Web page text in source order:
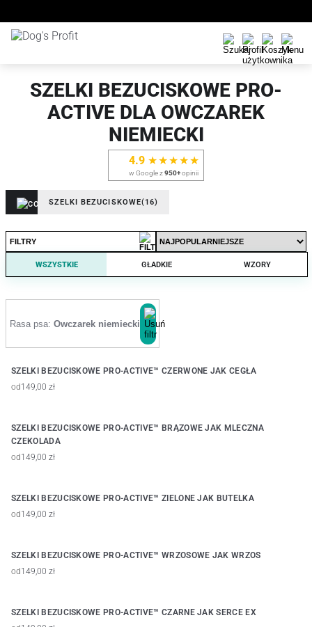
SZELKI BEZUCISKOWE PRO-
ACTIVE DLA OWCZAREK
NIEMIECKI
4.9 ★★★★★
w Google z950+opinii
SZELKI BEZUCISKOWE(16)
FILTRY
WSZYSTKIE GŁADKIE WZORY
Rasa psa: Owczarek niemiecki
SZELKI BEZUCISKOWE PRO-ACTIVE™ CZERWONE JAK CEGŁA
od149,00 zł
SZELKI BEZUCISKOWE PRO-ACTIVE™ BRĄZOWE JAK MLECZNA
CZEKOLADA
od149,00 zł
SZELKI BEZUCISKOWE PRO-ACTIVE™ ZIELONE JAK BUTELKA
od149,00 zł
SZELKI BEZUCISKOWE PRO-ACTIVE™ WRZOSOWE JAK WRZOS
od149,00 zł
SZELKI BEZUCISKOWE PRO-ACTIVE™ CZARNE JAK SERCE EX